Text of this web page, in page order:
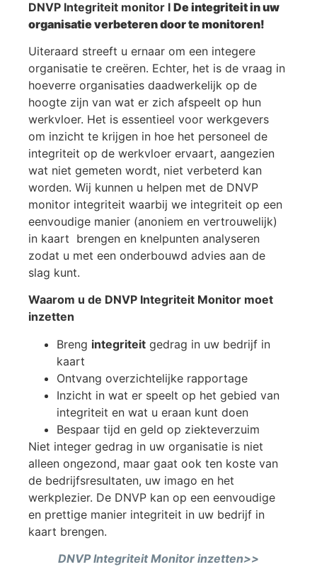
DNVP Integriteit monitor I De integriteit in uw
organisatie verbeteren door te monitoren!
Uiteraard streeft u ernaar om een integere
organisatie te creëren. Echter, het is de vraag in
hoeverre organisaties daadwerkelijk op de
hoogte zijn van wat er zich afspeelt op hun
werkvloer. Het is essentieel voor werkgevers
om inzicht te krijgen in hoe het personeel de
integriteit op de werkvloer ervaart, aangezien
wat niet gemeten wordt, niet verbeterd kan
worden. Wij kunnen u helpen met de DNVP
monitor integriteit waarbij we integriteit op een
eenvoudige manier (anoniem en vertrouwelijk)
in kaart brengen en knelpunten analyseren
zodat u met een onderbouwd advies aan de
slag kunt.
Waarom u de DNVP Integriteit Monitor moet
inzetten
Breng integriteit gedrag in uw bedrijf in
kaart
Ontvang overzichtelijke rapportage
Inzicht in wat er speelt op het gebied van
integriteit en wat u eraan kunt doen
Bespaar tijd en geld op ziekteverzuim
Niet integer gedrag in uw organisatie is niet
alleen ongezond, maar gaat ook ten koste van
de bedrijfsresultaten, uw imago en het
werkplezier. De DNVP kan op een eenvoudige
en prettige manier integriteit in uw bedrijf in
kaart brengen.
DNVP Integriteit Monitor inzetten>>